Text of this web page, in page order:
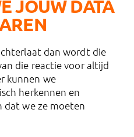
JOUW DATA
dan wordt die
die reactie voor altijd
kunnen we
herkennen en
dat we ze moeten